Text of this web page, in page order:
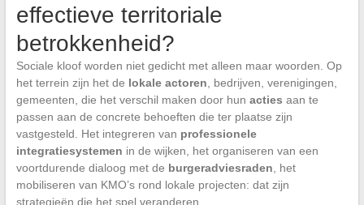
effectieve territoriale
betrokkenheid?
Sociale kloof worden niet gedicht met alleen maar woorden. Op
het terrein zijn het de lokale actoren , bedrijven, verenigingen,
gemeenten, die het verschil maken door hun acties aan te
passen aan de concrete behoeften die ter plaatse zijn
vastgesteld. Het integreren van professionele
integratiesystemen in de wijken, het organiseren van een
voortdurende dialoog met de burgeradviesraden , het
mobiliseren van KMO’s rond lokale projecten: dat zijn
strategieën die het spel veranderen.